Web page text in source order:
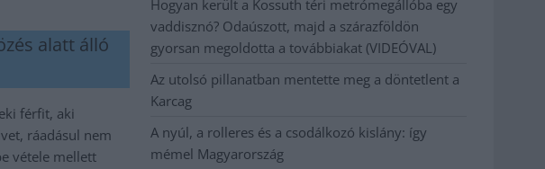
alatt álló
férfit, aki
ráadásul nem
vétele mellett
Hogyan került a Kossuth téri metrómegállóba egy
vaddisznó? Odaúszott, majd a szárazföldön
gyorsan megoldotta a továbbiakat (VIDEÓVAL)
Az utolsó pillanatban mentette meg a döntetlent a
Karcag
A nyúl, a rolleres és a csodálkozó kislány: így
mémel Magyarország